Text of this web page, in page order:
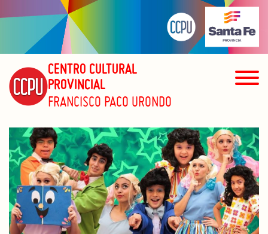
CENTRO CULTURAL
PROVINCIAL
FRANCISCO PACO URONDO